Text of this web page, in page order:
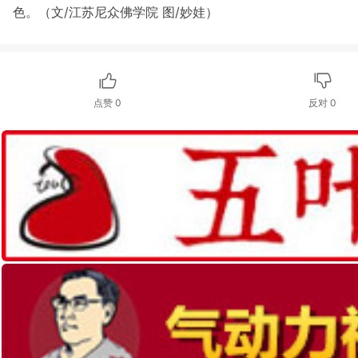
色。（文/江苏尼众佛学院 图/妙娃）
点赞 0 反对 0